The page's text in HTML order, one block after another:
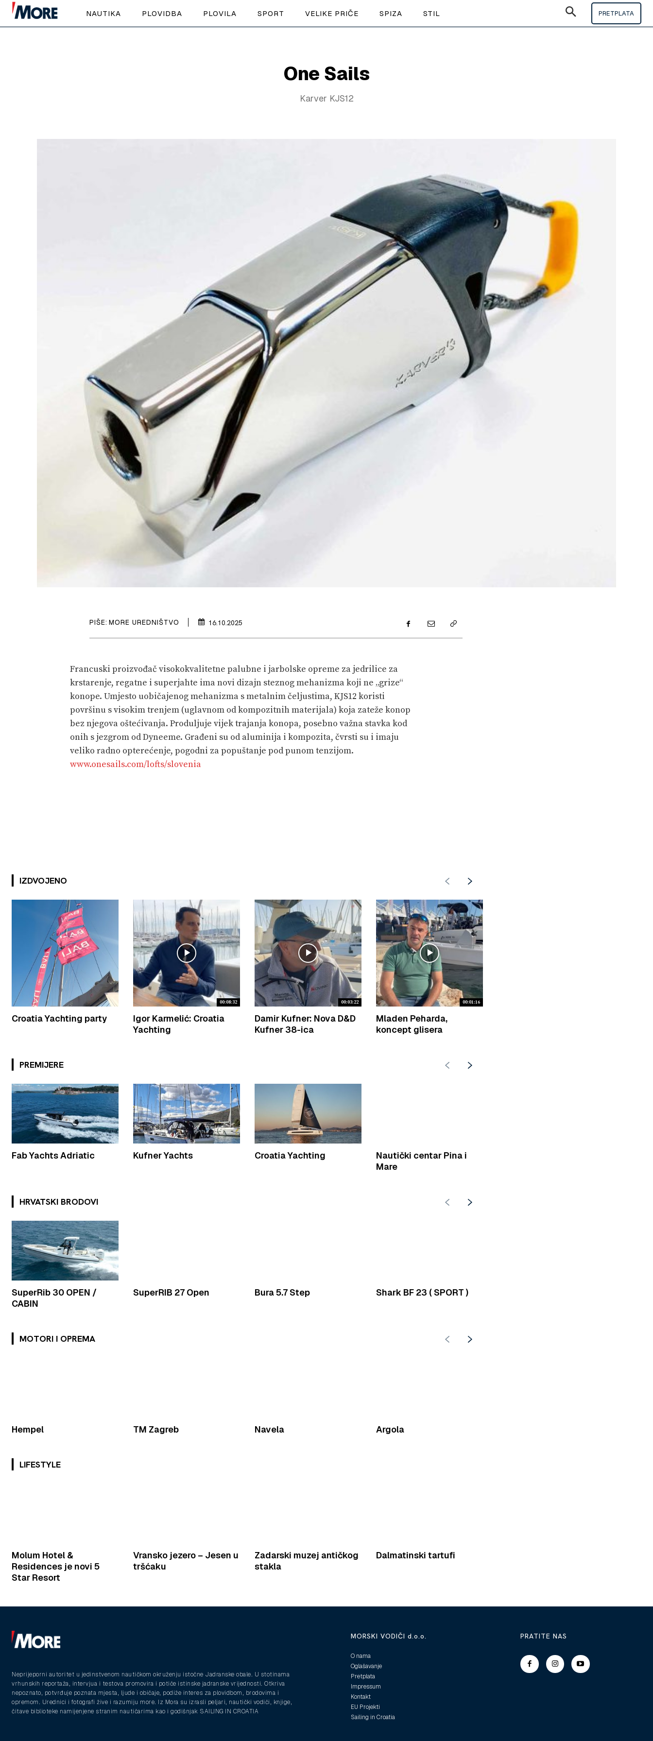
NAUTIKA
PRETPLATA
NAUTIKA PLOVIDBA PLOVILA SPORT VELIKE PRIČE SPIZA STIL PRETPLATA
One Sails
Karver KJS12
PIŠE: MORE UREDNIŠTVO 16.10.2025
Francuski proizvođač visokokvalitetne palubne i jarbolske opreme za jedrilice za
krstarenje, regatne i superjahte ima novi dizajn steznog mehanizma koji ne „grize“
konope. Umjesto uobičajenog mehanizma s metalnim čeljustima, KJS12 koristi
površinu s visokim trenjem (uglavnom od kompozitnih materijala) koja zateže konop
bez njegova oštećivanja. Produljuje vijek trajanja konopa, posebno važna stavka kod
onih s jezgrom od Dyneeme. Građeni su od aluminija i kompozita, čvrsti su i imaju
veliko radno opterećenje, pogodni za popuštanje pod punom tenzijom.
www.onesails.com/lofts/slovenia
IZDVOJENO
Croatia Yachting party
00:08:32
Igor Karmelić: Croatia
Yachting
00:03:22
Damir Kufner: Nova D&D
Kufner 38-ica
00:01:16
Mladen Peharda,
koncept glisera
PREMIJERE
Fab Yachts Adriatic Kufner Yachts Croatia Yachting
Nautički centar Pina i
Mare
HRVATSKI BRODOVI
SuperRib 30 OPEN /
CABIN
SuperRIB 27 Open Bura 5.7 Step Shark BF 23 ( SPORT )
MOTORI I OPREMA
Hempel TM Zagreb Navela Argola
LIFESTYLE
Molum Hotel &
Residences je novi 5
Star Resort
Vransko jezero – Jesen u
tršćaku
Zadarski muzej antičkog
stakla
Dalmatinski tartufi
Neprijeporni autoritet u jedinstvenom nautičkom okruženju istočne Jadranske obale. U stotinama
vrhunskih reportaža, intervjua i testova promovira i potiče istinske jadranske vrijednosti. Otkriva
nepoznato, potvrđuje poznata mjesta, ljude i običaje, podiže interes za plovidbom, brodovima i
opremom. Urednici i fotografi žive i razumiju more. Iz Mora su izrasli peljari, nautički vodiči, knjige,
čitave biblioteke namijenjene stranim nautičarima kao i godišnjak SAILING IN CROATIA
MORSKI VODIČI d.o.o.
O nama
Oglašavanje
Pretplata
Impressum
Kontakt
EU Projekti
Sailing in Croatia
PRATITE NAS